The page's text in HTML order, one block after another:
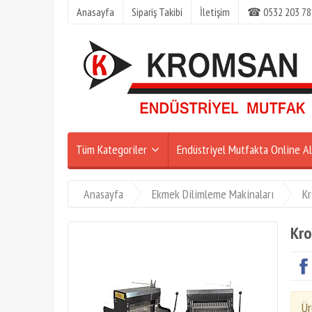
Anasayfa Sipariş Takibi İletişim ☎ 0532 203
Tüm Kategoriler Endüstriyel Mutfakta Online
Anasayfa Ekmek Dilimleme Makinaları